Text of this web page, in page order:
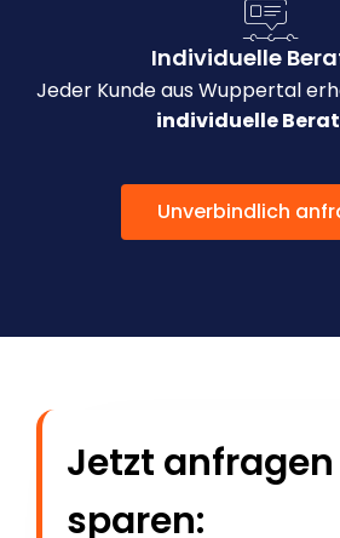
Individuelle
Jeder Kunde aus Wuppertal
individuelle
Unverbindlich
Jetzt
sparen: